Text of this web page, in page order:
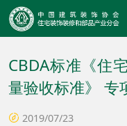
CBDA标准《住
量验收标准》 专
2019/07/23